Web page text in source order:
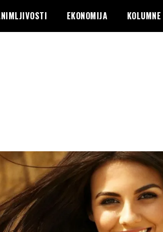
EKONOMIJA KOLUMNE